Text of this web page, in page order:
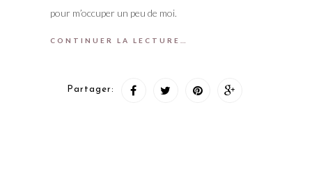
pour m’occuper un peu de moi.
CONTINUER LA LECTURE…
Partager: